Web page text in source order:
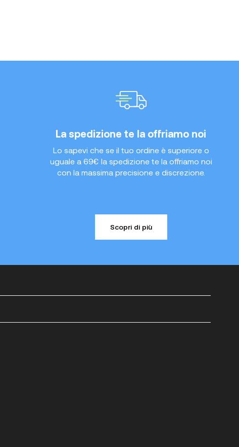
La spedizione te la offriamo noi
Lo sapevi che se il tuo ordine è superiore o
uguale a 69€ la spedizione te la offriamo noi
con la massima precisione e discrezione.
Scopri di più